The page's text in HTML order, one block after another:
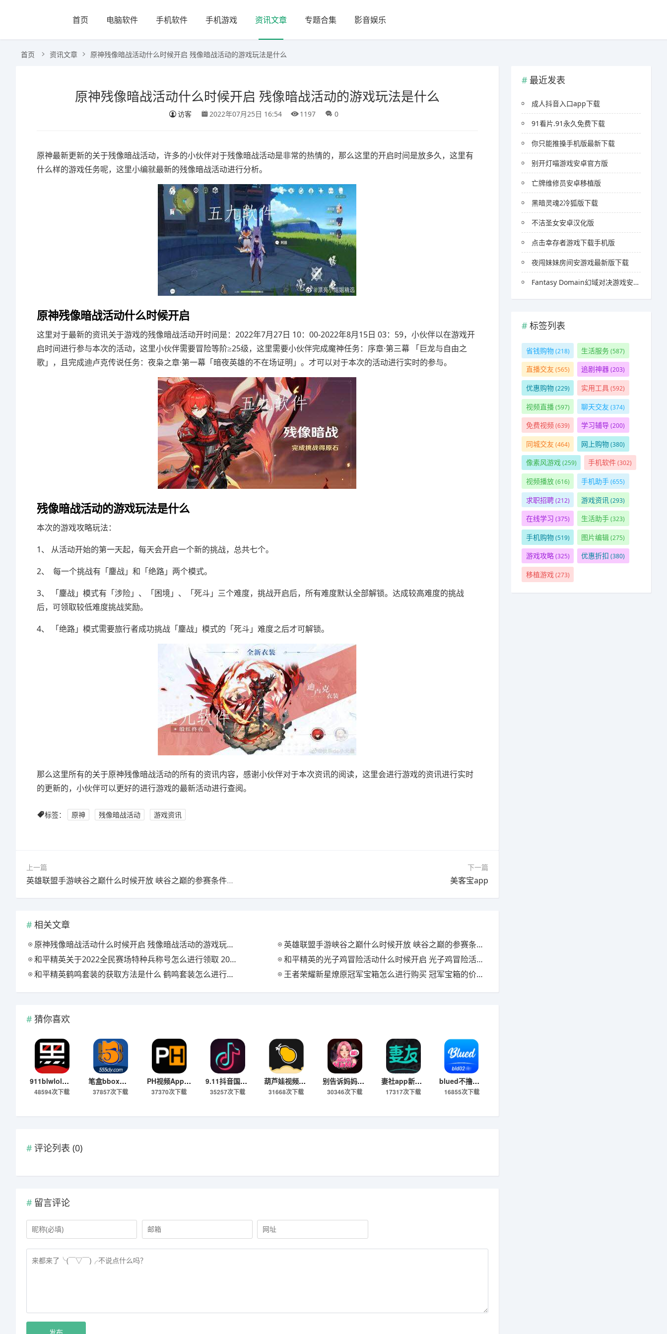
首页 电脑软件 手机软件 手机游戏 资讯文章 专题合集 影音娱乐
首页 资讯文章 原神残像暗战活动什么时候开启 残像暗战活动的游戏玩法是什么
原神残像暗战活动什么时候开启 残像暗战活动的游戏玩法是什么
访客 2022年07月25日 16:54 1197 0
原神最新更新的关于残像暗战活动，许多的小伙伴对于残像暗战活动是非常的热情的，那么这里的开启时间是放多久，这里有
什么样的游戏任务呢，这里小编就最新的残像暗战活动进行分析。
原神残像暗战活动什么时候开启
这里对于最新的资讯关于游戏的残像暗战活动开时间是：2022年7月27日 10：00-2022年8月15日 03：59，小伙伴以在游戏开
启时间进行参与本次的活动，这里小伙伴需要冒险等阶≥25级，这里需要小伙伴完成魔神任务：序章·第三幕 「巨龙与自由之
歌」，且完成迪卢克传说任务：夜枭之章·第一幕「暗夜英雄的不在场证明」。才可以对于本次的活动进行实时的参与。
残像暗战活动的游戏玩法是什么
本次的游戏攻略玩法：
1、 从活动开始的第一天起，每天会开启一个新的挑战，总共七个。
2、 每一个挑战有「鏖战」和「绝路」两个模式。
3、 「鏖战」模式有「涉险」、「困境」、「死斗」三个难度，挑战开启后，所有难度默认全部解锁。达成较高难度的挑战
后，可领取较低难度挑战奖励。
4、 「绝路」模式需要旅行者成功挑战「鏖战」模式的「死斗」难度之后才可解锁。
那么这里所有的关于原神残像暗战活动的所有的资讯内容，感谢小伙伴对于本次资讯的阅读，这里会进行游戏的资讯进行实时
的更新的，小伙伴可以更好的进行游戏的最新活动进行查阅。
标签： 原神 残像暗战活动 游戏资讯
上一篇
英雄联盟手游峡谷之巅什么时候开放 峡谷之巅的参赛条件是什么
下一篇
美客宝app
相关文章
原神残像暗战活动什么时候开启 残像暗战活动的游戏玩法是什么
英雄联盟手游峡谷之巅什么时候开放 峡谷之巅的参赛条件是什么
和平精英关于2022全民赛场特种兵称号怎么进行领取 2022全民赛场特种兵称号领取攻略
和平精英的光子鸡冒险活动什么时候开启 光子鸡冒险活动的游戏攻略是什么
和平精英鹤鸣套装的获取方法是什么 鹤鸣套装怎么进行免费的获取
王者荣耀新星燎原冠军宝箱怎么进行购买 冠军宝箱的价格是多少
猜你喜欢
911blwlol爆料网 1.0.0 官方版
48594次下载
笔盒bbox官方入口 3.0.9.1 最新版
37857次下载
PH视频App 1.1.1 官方版
37370次下载
9.11抖音国际版永久免费版
35257次下载
葫芦娃视频app下载官方最新版
31668次下载
别告诉妈妈app官方版下载
30346次下载
妻社app新版下载2026
17317次下载
blued不撸帝软件下载
16855次下载
评论列表 (0)
留言评论
最近发表
成人抖音入口app下载
91看片.91永久免费下载
你只能推搡手机版最新下载
别开灯喵游戏安卓官方版
亡牌维修员安卓移植版
黑暗灵魂2冷狐版下载
不洁圣女安卓汉化版
点击幸存者游戏下载手机版
夜闯妹妹房间安游戏最新版下载
Fantasy Domain幻域对决游戏安卓官方版
标签列表
省钱购物(218) 生活服务(587)
直播交友 (565) 追剧神器(203)
优惠购物(229) 实用工具(592)
视频直播(597) 聊天交友 (374)
免费视频(639) 学习辅导(200)
同城交友 (464) 网上购物(380)
像素风游戏(259) 手机软件(302)
视频播放(616) 手机助手(655)
求职招聘(212) 游戏资讯(293)
在线学习 (375) 生活助手(323)
手机购物(519) 图片编辑(275)
游戏攻略(325) 优惠折扣 (380)
移植游戏(273)